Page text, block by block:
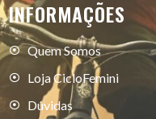
INFORMAÇÕES
Quem Somos
Loja CicloFemini
Dúvidas